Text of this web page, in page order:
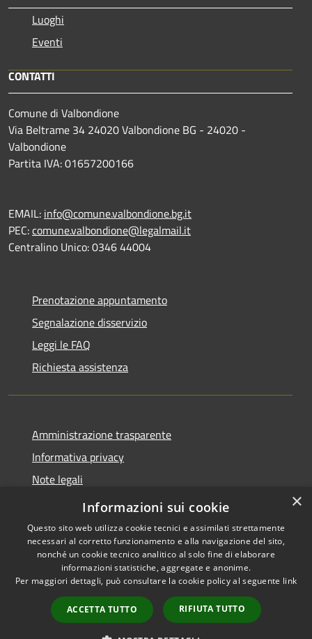
Luoghi
Eventi
CONTATTI
Comune di Valbondione
Via Beltrame 34 24020 Valbondione BG - 24020 -
Valbondione
Partita IVA: 01657200166
EMAIL: info@comune.valbondione.bg.it
PEC:comune.valbondione@legalmail.it
Centralino Unico: 0346 44004
Prenotazione appuntamento
Segnalazione disservizio
Leggi le FAQ
Richiesta assistenza
Amministrazione trasparente
Informativa privacy
Note legali
Dichiarazione di accessibilità
Accessibilità
Copyright © 2026 • Comune di
Valbondione • Powered by
Municipium•
Accesso
redazione
×
Informazioni sui cookie
Questo sito web utilizza cookie tecnici e assimilati strettamente
necessari al corretto funzionamento e alla navigazione del sito,
nonché un cookie tecnico analitico al solo fine di elaborare
informazioni statistiche, aggregate e anonime.
Per maggiori dettagli, può consultare la cookie policy al seguente link
ACCETTA TUTTO RIFIUTA TUTTO